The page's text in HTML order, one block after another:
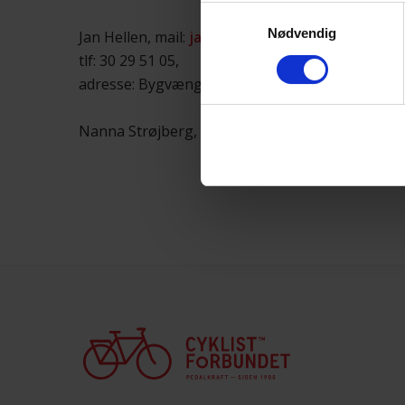
Nødvendig
Jan Hellen, mail: janhellen@icloud.com,
tlf: 30 29 51 05,
adresse: Bygvænget 826,2980 Kokkedal
Nanna Strøjberg, mail: